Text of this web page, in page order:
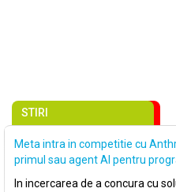
STIRI
Meta intra in competitie cu
primul sau agent AI pentru
In incercarea de a concura cu